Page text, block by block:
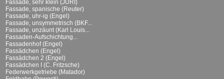
Fassade, sehr klein (JURI)
Fassade, spanische (Reuter)
Fassade, uhr-ig (Engel)
Fassade, unsymmetrisch (BKF...
Fassade, unzäunt (Karl Louis...
Fassaden-Aufschichtung...
Fassadenhof (Engel)
Fassädchen (Engel)
Fassädchen 2 (Engel)
Fassädchen I (C. Fritzsche)
Federwerkgetriebe (Matador)